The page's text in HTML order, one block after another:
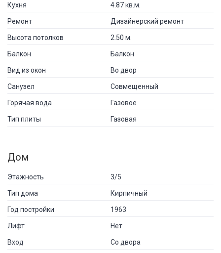
Кухня 4.87 кв.м.
Ремонт Дизайнерский ремонт
Высота потолков 2.50 м.
Балкон Балкон
Вид из окон Во двор
Санузел Совмещенный
Горячая вода Газовое
Тип плиты Газовая
Дом
Этажность 3/5
Тип дома Кирпичный
Год постройки 1963
Лифт Нет
Вход Со двора